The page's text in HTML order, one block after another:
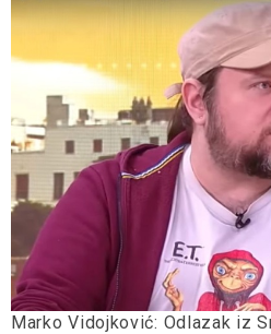
Marko Vidojković: Odlazak iz